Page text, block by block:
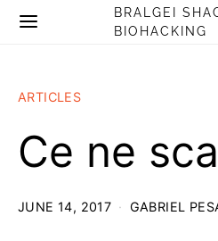
BRALGEI
BIOHACKING
ARTICLES
Ce ne
JUNE 14, 2017 GABRIEL